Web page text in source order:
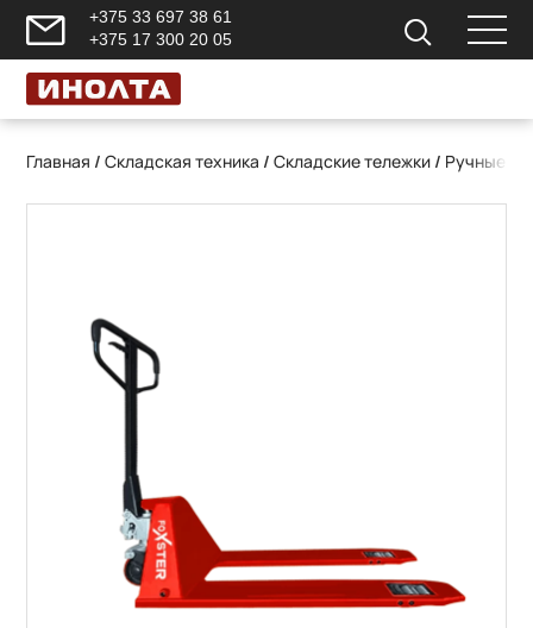
+375 33 697 38 61
+375 17 300 20 05
Главная /Складская техника /Складские тележки / Ручные